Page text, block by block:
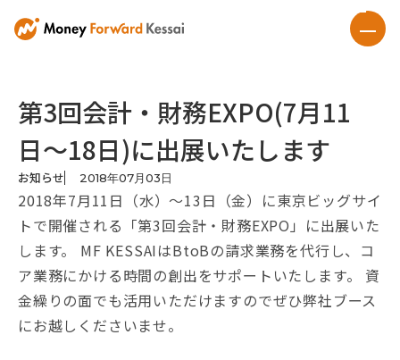
第3回会計・財務EXPO(7月11
日〜18日)に出展いたします
お知らせ 2018年07月03日
2018年7月11日（水）〜13日（金）に東京ビッグサイ
トで開催される「第3回会計・財務EXPO」に出展いた
します。 MF KESSAIはBtoBの請求業務を代行し、コ
ア業務にかける時間の創出をサポートいたします。 資
金繰りの面でも活用いただけますのでぜひ弊社ブース
にお越しくださいませ。